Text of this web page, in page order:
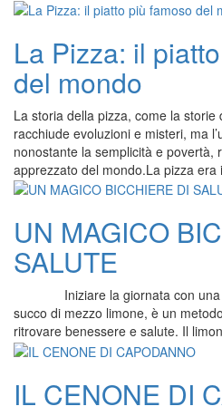
La Pizza: il
del mondo
La storia della pizza, come la
racchiude evoluzioni e misteri, ma
nonostante la semplicità e povertà,
apprezzato del mondo.La pizza era
UN MAGICO
SALUTE
Iniziare la giornata con una
succo di mezzo limone, è un
ritrovare benessere e salute. Il
IL CENONE DI